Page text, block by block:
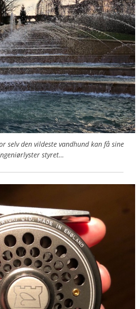
selv den vildeste vandhund kan få sine
styret…